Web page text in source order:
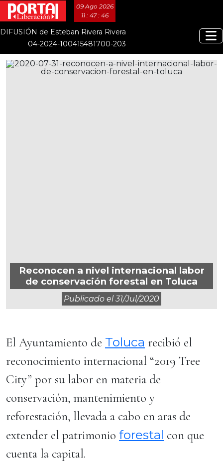
09 Ago 2026
11 : 47 : 47
DIFUSIÓN de Esteban Rivera Rivera
04-2024-100415481700-203
Reconocen a nivel internacional labor
de conservación forestal en Toluca
Publicado el31/jul/2020
El Ayuntamiento de Toluca recibió el
reconocimiento internacional “2019 Tree
City” por su labor en materia de
conservación, mantenimiento y
reforestación, llevada a cabo en aras de
extender el patrimonio forestal con que
cuenta la capital.